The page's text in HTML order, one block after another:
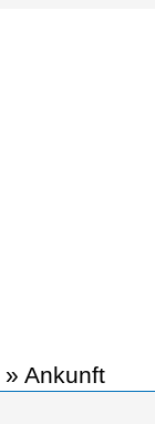
» Ankunft